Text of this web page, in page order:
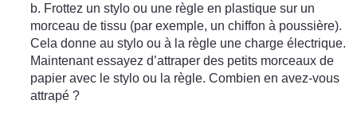
b. Frottez un stylo ou une règle en plastique sur un
morceau de tissu (par exemple, un chiffon à poussière).
Cela donne au stylo ou à la règle une charge électrique.
Maintenant essayez d’attraper des petits morceaux de
papier avec le stylo ou la règle. Combien en avez-vous
attrapé ?